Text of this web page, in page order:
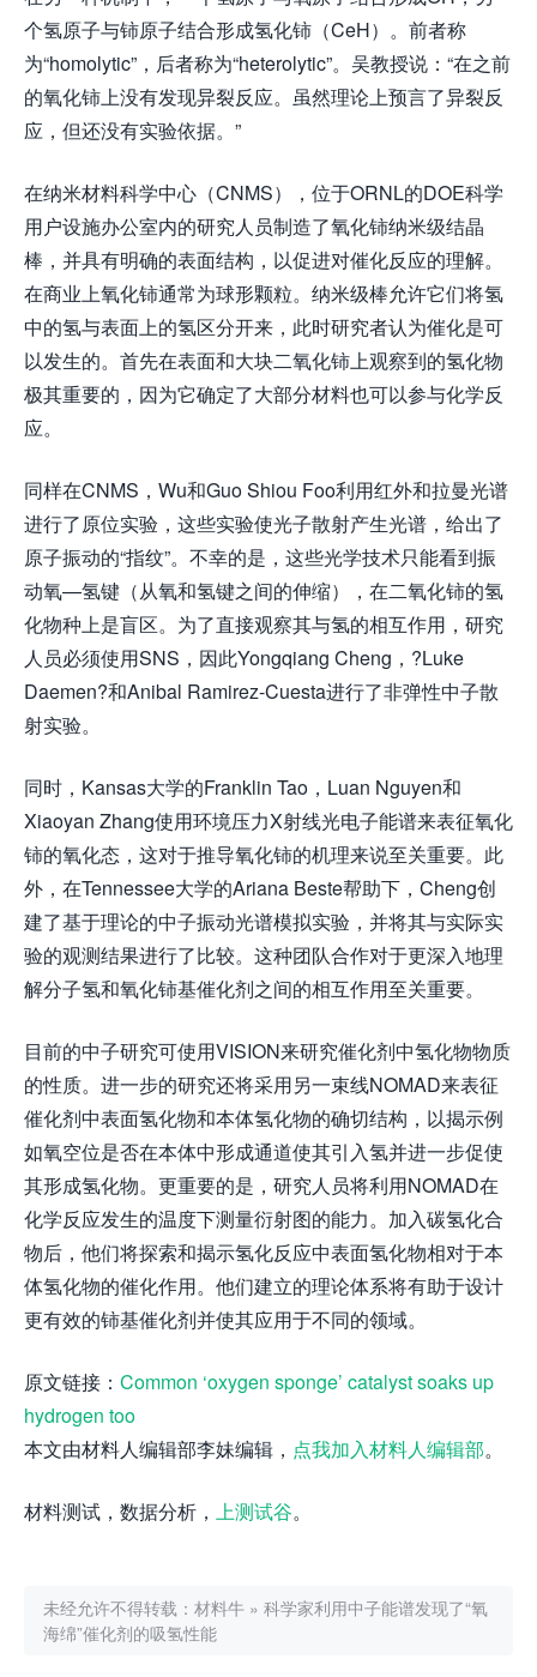
个氢原子与铈原子结合形成氢化铈（CeH）。前者称
为“homolytic”，后者称为“heterolytic”。吴教授说：“在之前
的氧化铈上没有发现异裂反应。虽然理论上预言了异裂反
应，但还没有实验依据。”
在纳米材料科学中心（CNMS），位于ORNL的DOE科学
用户设施办公室内的研究人员制造了氧化铈纳米级结晶
棒，并具有明确的表面结构，以促进对催化反应的理解。
在商业上氧化铈通常为球形颗粒。纳米级棒允许它们将氢
中的氢与表面上的氢区分开来，此时研究者认为催化是可
以发生的。首先在表面和大块二氧化铈上观察到的氢化物
极其重要的，因为它确定了大部分材料也可以参与化学反
应。
同样在CNMS，Wu和Guo Shiou Foo利用红外和拉曼光谱
进行了原位实验，这些实验使光子散射产生光谱，给出了
原子振动的“指纹”。不幸的是，这些光学技术只能看到振
动氧—氢键（从氧和氢键之间的伸缩），在二氧化铈的氢
化物种上是盲区。为了直接观察其与氢的相互作用，研究
人员必须使用SNS，因此Yongqiang Cheng，?Luke
Daemen?和Anibal Ramirez-Cuesta进行了非弹性中子散
射实验。
同时，Kansas大学的Franklin Tao，Luan Nguyen和
Xiaoyan Zhang使用环境压力X射线光电子能谱来表征氧化
铈的氧化态，这对于推导氧化铈的机理来说至关重要。此
外，在Tennessee大学的Ariana Beste帮助下，Cheng创
建了基于理论的中子振动光谱模拟实验，并将其与实际实
验的观测结果进行了比较。这种团队合作对于更深入地理
解分子氢和氧化铈基催化剂之间的相互作用至关重要。
目前的中子研究可使用VISION来研究催化剂中氢化物物质
的性质。进一步的研究还将采用另一束线NOMAD来表征
催化剂中表面氢化物和本体氢化物的确切结构，以揭示例
如氧空位是否在本体中形成通道使其引入氢并进一步促使
其形成氢化物。更重要的是，研究人员将利用NOMAD在
化学反应发生的温度下测量衍射图的能力。加入碳氢化合
物后，他们将探索和揭示氢化反应中表面氢化物相对于本
体氢化物的催化作用。他们建立的理论体系将有助于设计
更有效的铈基催化剂并使其应用于不同的领域。
原文链接： Common ‘oxygen sponge’ catalyst soaks up
hydrogen too
本文由材料人编辑部李妹编辑， 点我加入材料人编辑部。
材料测试，数据分析， 上测试谷。
未经允许不得转载： 材料牛 » 科学家利用中子能谱发现了“氧
海绵”催化剂的吸氢性能